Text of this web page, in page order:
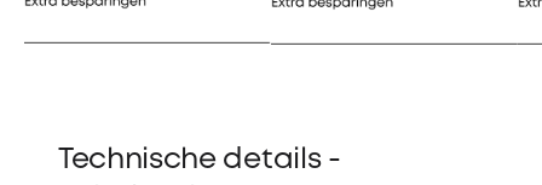
Technische details -